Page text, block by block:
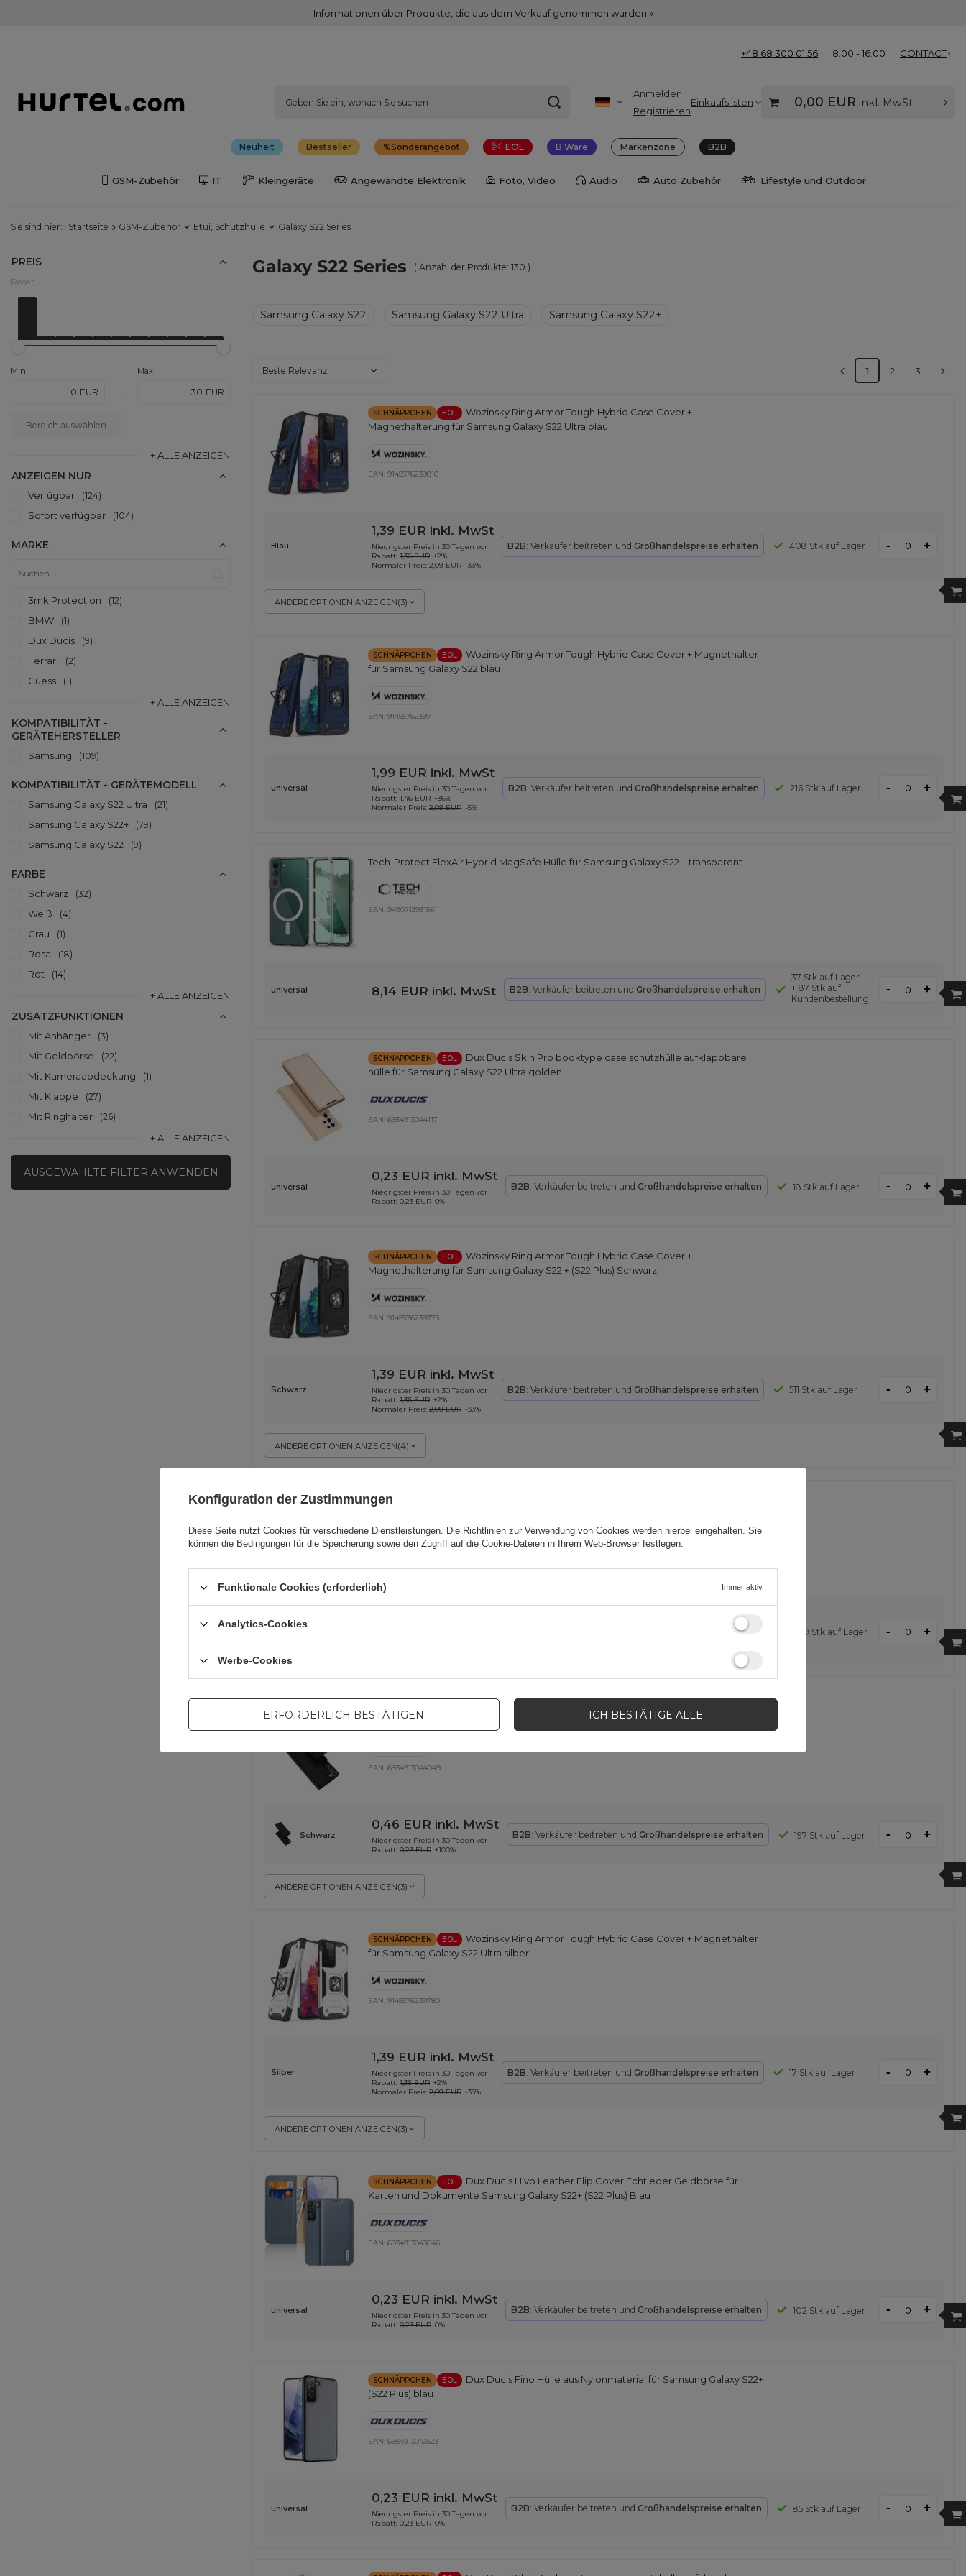
Informationen über Produkte, die aus dem Verkauf genommen wurden »
+48 68 300 01 56 8:00 - 16:00 CONTACT
Anmelden
Registrieren
Einkaufslisten 0,00 EUR inkl. MwSt
Neuheit Bestseller Sonderangebot EOL B Ware Markenzone B2B
GSM-Zubehör IT Kleingeräte Angewandte Elektronik Foto, Video Audio Auto Zubehör Lifestyle und Outdoor
Sie sind hier: Startseite GSM-Zubehör Etui, Schutzhülle Galaxy S22 Series
PREIS
Reset
Von0.00EUR - 2.00EUR
Min
EUR
Max
EUR
Bereich auswählen
+ ALLE ANZEIGEN
ANZEIGEN NUR
Verfügbar 124
Sofort verfügbar 104
MARKE
3mk Protection 12
BMW 1
Dux Ducis 9
Ferrari 2
Guess 1
+ ALLE ANZEIGEN
KOMPATIBILITÄT -
GERÄTEHERSTELLER
Samsung 109
KOMPATIBILITÄT - GERÄTEMODELL
Samsung Galaxy S22 Ultra 21
Samsung Galaxy S22+ 79
Samsung Galaxy S22 9
FARBE
Schwarz 32
Weiß 4
Grau 1
Rosa 18
Rot 14
+ ALLE ANZEIGEN
ZUSATZFUNKTIONEN
Mit Anhänger 3
Mit Geldbörse 22
Mit Kameraabdeckung 1
Mit Klappe 27
Mit Ringhalter 26
+ ALLE ANZEIGEN
AUSGEWÄHLTE FILTER ANWENDEN
Galaxy S22 Series ( Anzahl der Produkte: 130 )
Samsung Galaxy S22 Samsung Galaxy S22 Ultra Samsung Galaxy S22+
Sortierung ändern
Beste Relevanz 1 2 3
SCHNÄPPCHEN EOL
Wozinsky Ring Armor Tough Hybrid Case Cover +
Magnethalterung für Samsung Galaxy S22 Ultra blau
EAN: 9145576239810
ANDERE OPTIONEN ANZEIGEN(3)
Blau
1,39 EUR inkl. MwSt
Niedrigster Preis in 30 Tagen vor
Rabatt: 1,36 EUR +2%
Normaler Preis: 2,09 EUR -33%
B2B: Verkäufer beitreten und Großhandelspreise erhalten 408 Stk auf Lager - +
SCHNÄPPCHEN EOL
Wozinsky Ring Armor Tough Hybrid Case Cover + Magnethalter
für Samsung Galaxy S22 blau
EAN: 9145576239711
universal
1,99 EUR inkl. MwSt
Niedrigster Preis in 30 Tagen vor
Rabatt: 1,46 EUR +36%
Normaler Preis: 2,09 EUR -5%
B2B: Verkäufer beitreten und Großhandelspreise erhalten 216 Stk auf Lager - +
Tech-Protect FlexAir Hybrid MagSafe Hülle für Samsung Galaxy S22 – transparent
EAN: 9490713931561
universal 8,14 EUR inkl. MwSt B2B: Verkäufer beitreten und Großhandelspreise erhalten
37 Stk auf Lager
+ 87 Stk auf
Kundenbestellung
- +
SCHNÄPPCHEN EOL
Dux Ducis Skin Pro booktype case schutzhülle aufklappbare
hülle für Samsung Galaxy S22 Ultra golden
EAN: 6934913044117
universal
0,23 EUR inkl. MwSt
Niedrigster Preis in 30 Tagen vor
Rabatt: 0,23 EUR 0%
B2B: Verkäufer beitreten und Großhandelspreise erhalten 18 Stk auf Lager - +
SCHNÄPPCHEN EOL
Wozinsky Ring Armor Tough Hybrid Case Cover +
Magnethalterung für Samsung Galaxy S22 + (S22 Plus) Schwarz
EAN: 9145576239773
ANDERE OPTIONEN ANZEIGEN(4)
Schwarz
1,39 EUR inkl. MwSt
Niedrigster Preis in 30 Tagen vor
Rabatt: 1,36 EUR +2%
Normaler Preis: 2,09 EUR -33%
B2B: Verkäufer beitreten und Großhandelspreise erhalten 511 Stk auf Lager - +
SCHNÄPPCHEN
Rabatt:0,60 EUR +16%
Großhandelspreise erhalten 229 Stk auf Lager - +
hülle für Samsung Galaxy S22+ (S22 Plus) schwarz
EAN: 6934913044049
ANDERE OPTIONEN ANZEIGEN(3)
Schwarz
0,46 EUR inkl. MwSt
Niedrigster Preis in 30 Tagen vor
Rabatt: 0,23 EUR +100%
B2B: Verkäufer beitreten und Großhandelspreise erhalten 197 Stk auf Lager - +
SCHNÄPPCHEN EOL
Wozinsky Ring Armor Tough Hybrid Case Cover + Magnethalter
für Samsung Galaxy S22 Ultra silber
EAN: 9145576239780
ANDERE OPTIONEN ANZEIGEN(3)
Silber
1,39 EUR inkl. MwSt
Niedrigster Preis in 30 Tagen vor
Rabatt: 1,36 EUR +2%
Normaler Preis: 2,09 EUR -33%
B2B: Verkäufer beitreten und Großhandelspreise erhalten 17 Stk auf Lager - +
SCHNÄPPCHEN EOL
Dux Ducis Hivo Leather Flip Cover Echtleder Geldbörse für
Karten und Dokumente Samsung Galaxy S22+ (S22 Plus) Blau
EAN: 6934913043646
universal
0,23 EUR inkl. MwSt
Niedrigster Preis in 30 Tagen vor
Rabatt: 0,23 EUR 0%
B2B: Verkäufer beitreten und Großhandelspreise erhalten 102 Stk auf Lager - +
SCHNÄPPCHEN EOL
Dux Ducis Fino Hülle aus Nylonmaterial für Samsung Galaxy S22+
(S22 Plus) blau
EAN: 6934913043523
universal
0,23 EUR inkl. MwSt
Niedrigster Preis in 30 Tagen vor
Rabatt: 0,23 EUR 0%
B2B: Verkäufer beitreten und Großhandelspreise erhalten 85 Stk auf Lager - +
Konfiguration der Zustimmungen
Diese Seite nutzt Cookies für verschiedene Dienstleistungen. Die Richtlinien zur Verwendung von Cookies werden hierbei eingehalten. Sie
können die Bedingungen für die Speicherung sowie den Zugriff auf die Cookie-Dateien in Ihrem Web-Browser festlegen.
Funktionale Cookies (erforderlich) Immer aktiv
Analytics-Cookies
Werbe-Cookies
ERFORDERLICH BESTÄTIGEN ICH BESTÄTIGE ALLE